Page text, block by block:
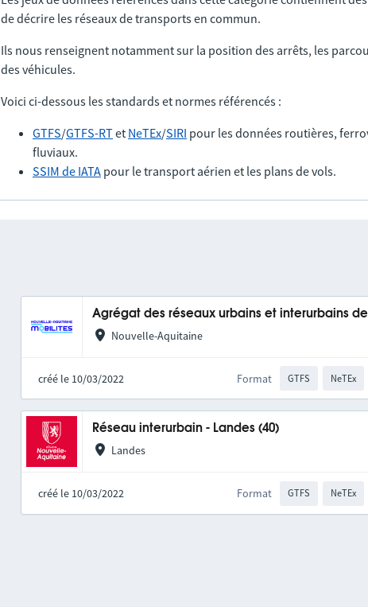
de décrire les réseaux de transports en commun.
Ils nous renseignent notamment sur la position des arrêts, les
des véhicules.
Voici ci-dessous les standards et normes référencés :
GTFS/GTFS-RTet NeTEx/SIRI pour les données routières,
fluviaux.
SSIM de IATA pour le transport aérien et les plans de vols.
Agrégat des réseaux urbains et interurbains
Nouvelle-Aquitaine
créé le 10/03/2022 Format GTFS NeTEx
Réseau interurbain - Landes (40)
Landes
créé le 10/03/2022 Format GTFS NeTEx